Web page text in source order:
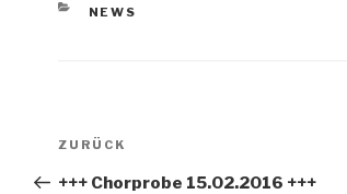
KATEGORIEN
NEWS
Beitragsnavigation
Vorheriger
ZURÜCK
+++ Chorprobe 15.02.2016 +++